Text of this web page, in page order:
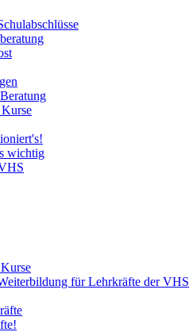
wichtig
für Lehrkräfte der